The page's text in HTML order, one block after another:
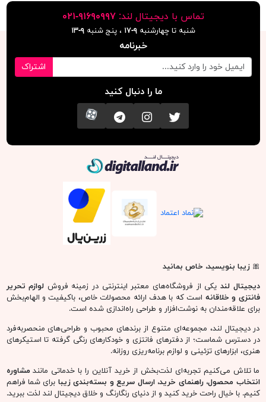
تماس با دیجیتال لند:٩١۶٩٠٩٩٧-٠٢١
شنبه تا چهارشنبه۹-۱۷ ، پنج شنبه۹-١٣
خبرنامه
اشتراک
ما را دنبال کنید
تویتر اینستاگرامکانال تلگرام
آپارات
🎀زیبا بنویسید، خاص بمانید
دیجیتال لند یکی از فروشگاه‌های معتبر اینترنتی در زمینه فروش لوازم تحریر
فانتزی و خلاقانه است که با هدف ارائه محصولات خاص، باکیفیت و الهام‌بخش
برای علاقه‌مندان به نوشت‌افزار و طراحی راه‌اندازی شده است.
در دیجیتال لند، مجموعه‌ای متنوع از برندهای محبوب و طراحی‌های منحصربه‌فرد
در دسترس شماست؛ از دفترهای فانتزی و خودکارهای رنگی گرفته تا استیکرهای
هنری، ابزارهای تزئینی و لوازم برنامه‌ریزی روزانه.
ما تلاش می‌کنیم تجربه‌ای لذت‌بخش از خرید آنلاین را با خدماتی مانندمشاوره
انتخاب محصول، راهنمای خرید، ارسال سریع و بسته‌بندی زیبا برای شما فراهم
کنیم. با خیال راحت خرید کنید و از دنیای رنگارنگ و خلاق دیجیتال لند لذت ببرید.